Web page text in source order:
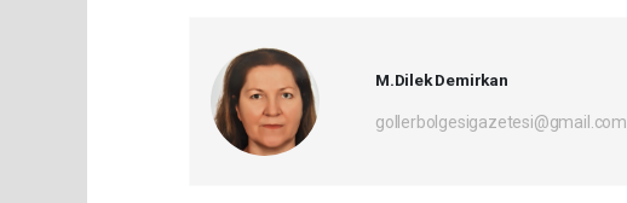
M.Dilek Demirkan
gollerbolgesigazetesi@gmail.com